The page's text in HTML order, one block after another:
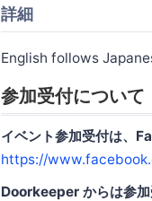
詳細
English follows
参加受付について
イベント参加受付は、
https://
Doorkeeper からは参